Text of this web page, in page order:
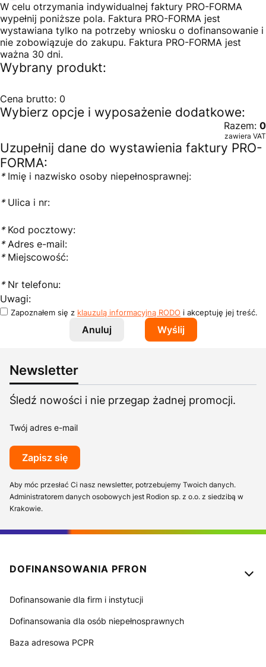
W celu otrzymania indywidualnej faktury PRO-FORMA
wypełnij poniższe pola. Faktura PRO-FORMA jest
wystawiana tylko na potrzeby wniosku o dofinansowanie i
nie zobowiązuje do zakupu. Faktura PRO-FORMA jest
ważna 30 dni.
Wybrany produkt:
Cena brutto: 0
Wybierz opcje i wyposażenie dodatkowe:
Razem: 0
zawiera VAT
Uzupełnij dane do wystawienia faktury PRO-
FORMA:
*Imię i nazwisko osoby niepełnosprawnej:
*Ulica i nr:
*Kod pocztowy:
*Adres e-mail:
*Miejscowość:
*Nr telefonu:
Uwagi:
Zapoznałem się z klauzulą informacyjną RODO i akceptuję jej treść.
Anuluj Wyślij
Newsletter
Śledź nowości i nie przegap żadnej promocji.
Twój adres e-mail
Zapisz się
Aby móc przesłać Ci nasz newsletter, potrzebujemy Twoich danych.
Administratorem danych osobowych jest Rodion sp. z o.o. z siedzibą w
Krakowie.
Linki w stopce
DOFINANSOWANIA PFRON
Dofinansowanie dla firm i instytucji
Dofinansowania dla osób niepełnosprawnych
Baza adresowa PCPR